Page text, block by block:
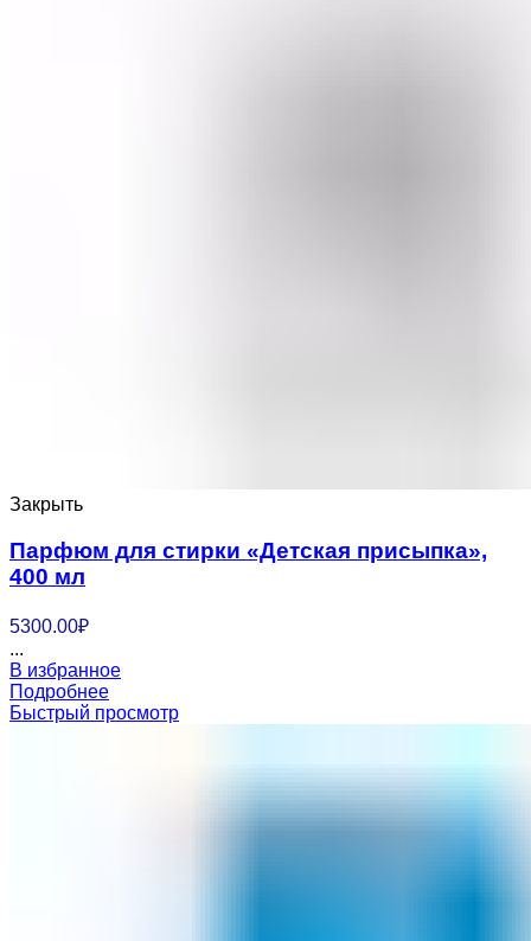
Закрыть
Парфюм для стирки «Детская присыпка»,
400 мл
5300.00₽
...
В избранное
Подробнее
Быстрый просмотр